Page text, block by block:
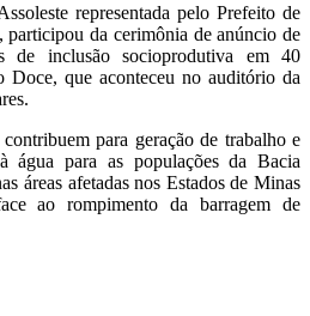
representada pelo Prefeito de
da cerimônia de anúncio de
de inclusão socioprodutiva em 40
que aconteceu no auditório da
para geração de trabalho e
água para as populações da Bacia
áreas afetadas nos Estados de Minas
ao rompimento da barragem de